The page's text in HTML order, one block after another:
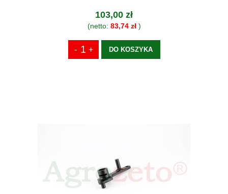
103,00 zł
(netto: 83,74 zł)
DO KOSZYKA